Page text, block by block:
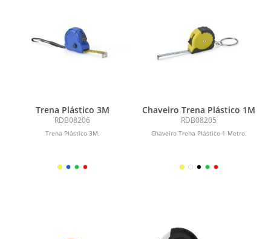
Trena Plástico 3M
RDB08206
Trena Plástico 3M.
Chaveiro Trena Plástico 1M
RDB08205
Chaveiro Trena Plástico 1 Metro.